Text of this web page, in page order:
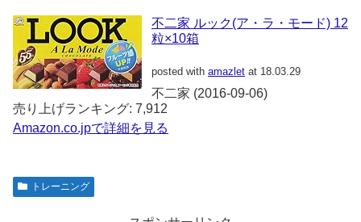
不二家 ルック(ア・ラ・モード) 12
粒×10箱
posted with amazlet at 18.03.29
不二家 (2016-09-06)
売り上げランキング: 7,912
Amazon.co.jpで詳細を見る
トレーニング